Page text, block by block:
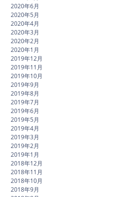
2020年6月
2020年5月
2020年4月
2020年3月
2020年2月
2020年1月
2019年12月
2019年11月
2019年10月
2019年9月
2019年8月
2019年7月
2019年6月
2019年5月
2019年4月
2019年3月
2019年2月
2019年1月
2018年12月
2018年11月
2018年10月
2018年9月